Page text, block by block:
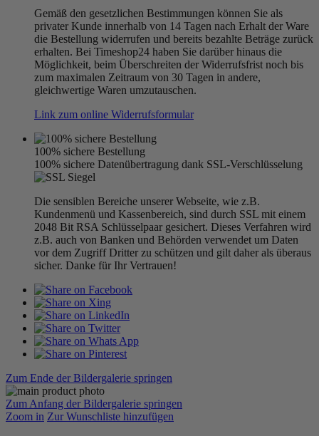
Gemäß den gesetzlichen Bestimmungen können Sie als
privater Kunde innerhalb von 14 Tagen nach Erhalt der Ware
die Bestellung widerrufen und bereits bezahlte Beträge zurück
erhalten. Bei Timeshop24 haben Sie darüber hinaus die
Möglichkeit, beim Überschreiten der Widerrufsfrist noch bis
zum maximalen Zeitraum von 30 Tagen in andere,
gleichwertige Waren umzutauschen.
Link zum online Widerrufsformular
100% sichere Bestellung
100% sichere Datenübertragung dank SSL-Verschlüsselung
Die sensiblen Bereiche unserer Webseite, wie z.B.
Kundenmenü und Kassenbereich, sind durch SSL mit einem
2048 Bit RSA Schlüsselpaar gesichert. Dieses Verfahren wird
z.B. auch von Banken und Behörden verwendet um Daten
vor dem Zugriff Dritter zu schützen und gilt daher als überaus
sicher. Danke für Ihr Vertrauen!
Zum Ende der Bildergalerie springen
Zum Anfang der Bildergalerie springen
Zoom in Zur Wunschliste hinzufügen